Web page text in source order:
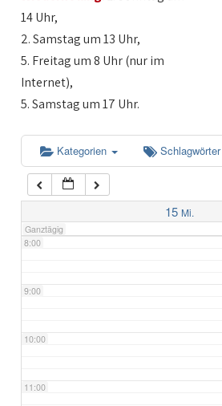
14 Uhr,
2. Samstag um 13 Uhr,
5. Freitag um 8 Uhr (nur im
Internet),
5. Samstag um 17 Uhr.
Kategorien Schlagwörter
15 Mi.
Ganztägig
5:00
6:00
7:00
8:00
9:00
10:00
11:00